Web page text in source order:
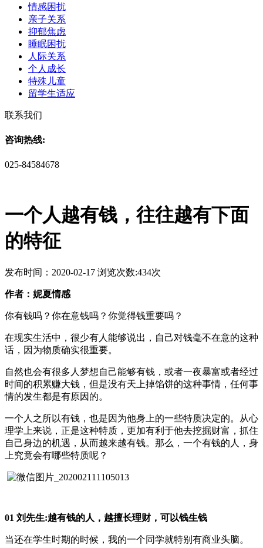
情感困扰
亲子关系
抑郁焦虑
睡眠困扰
人际关系
个人成长
特殊儿童
留学生适应
联系我们
咨询热线:
025-84584678
一个人越有钱，往往越有下面
的特征
发布时间：2020-02-17 浏览次数:434次
作者：妮夏情感
你有钱吗？你在意钱吗？你觉得钱重要吗？
在现实生活中，很少有人能够说出，自己对钱毫不在意的这种
话，因为物质确实很重要。
自然也会有很多人梦想自己能够有钱，或者一夜暴富或者经过
时间的积累赚大钱，但是没有天上掉馅饼的这种事情，任何事
情的发生都是有原因的。
一个人之所以有钱，也是因为他身上的一些特质决定的。从心
理学上来说，正是这种特质，更加有利于他去挖掘财富，抓住
自己身边的机遇，从而越来越有钱。那么，一个有钱的人，身
上究竟会有哪些特质呢？
01 刘先生:越有钱的人，越擅长理财，可以钱生钱
当还在学生时期的时候，我的一个同学就特别有商业头脑。